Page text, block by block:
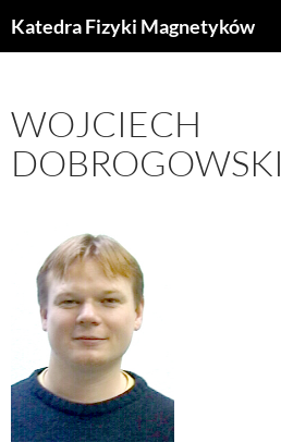
doKatedra Fizyki Magnetyków
WOJCIECH
DOBROGOWSKI